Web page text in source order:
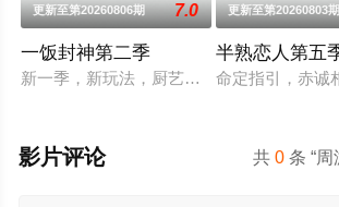
更新至第20260806期 7.0
一饭封神第二季
新一季，新玩法，厨艺展示全新升级！厨
更新至第20260803期
半熟恋人第五
命定指引，赤诚
共0 条 “
影片评论